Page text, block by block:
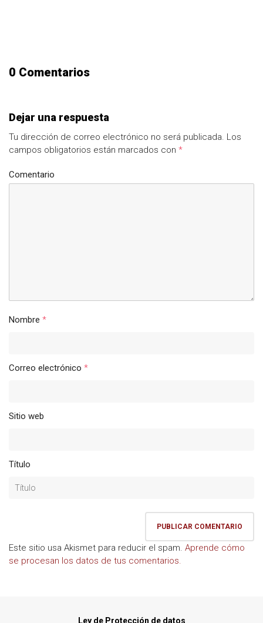
0 Comentarios
Dejar una respuesta
Tu dirección de correo electrónico no será publicada. Los
campos obligatorios están marcados con *
Comentario
Nombre *
Correo electrónico *
Sitio web
Título
Este sitio usa Akismet para reducir el spam. Aprende cómo
se procesan los datos de tus comentarios.
Ley de Protección de datos